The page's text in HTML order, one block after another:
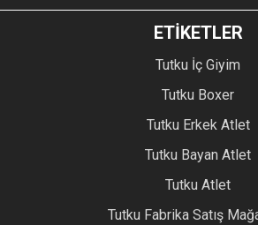
ETİKETLER
Tutku İç Giyim
Tutku Boxer
Tutku Erkek Atlet
Tutku Bayan Atlet
Tutku Atlet
Tutku Fabrika Satış